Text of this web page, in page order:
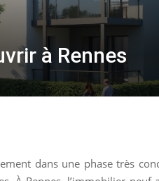
à Rennes
dans une phase très